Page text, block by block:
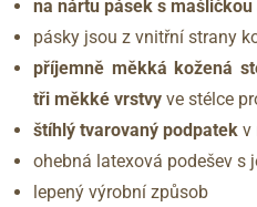
na nártu pásek s
pásky jsou z vnitřní strany
příjemně měkká kožená
tři měkké vrstvy ve stélce
štíhlý tvarovaný podpatek v
ohebná latexová podešev s
lepený výrobní způsob